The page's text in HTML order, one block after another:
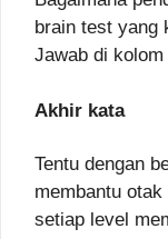
brain test yang
Jawab di
Akhir kata
Tentu dengan
membantu
setiap level